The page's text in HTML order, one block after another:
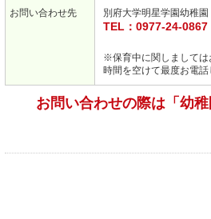
お問い合わせ先 別府大学明星学園幼稚園
TEL：0977-24-0867
※保育中に関しまして
時間を空けて最度お電
お問い合わせの際は「幼